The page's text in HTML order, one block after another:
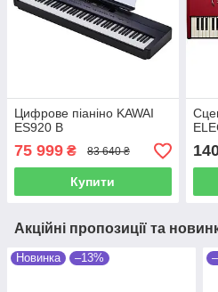
Цифрове піаніно KAWAI
ES920 B
75 999 ₴ 83 640 ₴
Купити
Акційні пропозиції та
Новинка –13%